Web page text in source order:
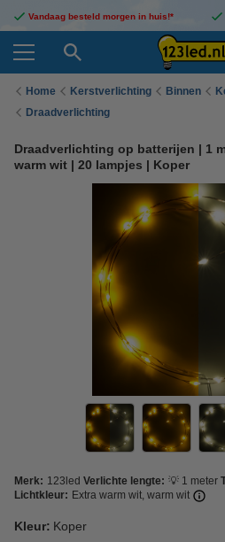
Vandaag besteld morgen in huis!*
Home Kerstverlichting Binnen
Draadverlichting
Draadverlichting op batterijen | 1
warm wit | 20 lampjes | Koper
Merk: 123led Verlichte lengte: 💡 1 meter
Lichtkleur: Extra warm wit, warm wit
Kleur: Koper